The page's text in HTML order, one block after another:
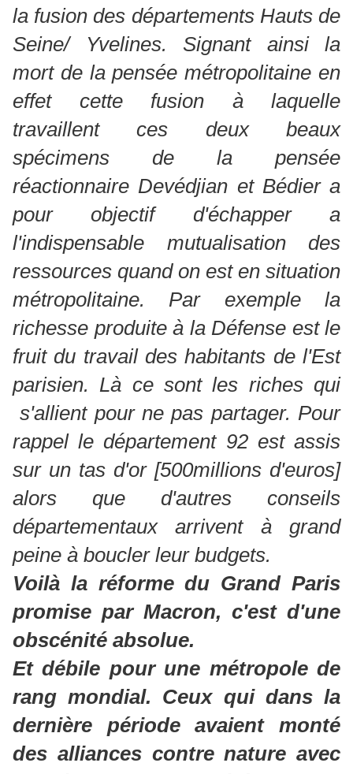
la fusion des départements Hauts de
Seine/ Yvelines. Signant ainsi la
mort de la pensée métropolitaine en
effet cette fusion à laquelle
travaillent ces deux beaux
spécimens de la pensée
réactionnaire Devédjian et Bédier a
pour objectif d'échapper a
l'indispensable mutualisation des
ressources quand on est en situation
métropolitaine. Par exemple la
richesse produite à la Défense est le
fruit du travail des habitants de l'Est
parisien. Là ce sont les riches qui
s'allient pour ne pas partager. Pour
rappel le département 92 est assis
sur un tas d'or [500millions d'euros]
alors que d'autres conseils
départementaux arrivent à grand
peine à boucler leur budgets.
Voilà la réforme du Grand Paris
promise par Macron, c'est d'une
obscénité absolue.
Et débile pour une métropole de
rang mondial. Ceux qui dans la
dernière période avaient monté
des alliances contre nature avec